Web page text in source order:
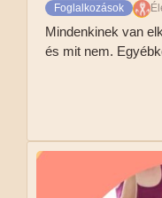
Foglalkozások
Mindenkinek van
és mit nem.
Mindenkinek van